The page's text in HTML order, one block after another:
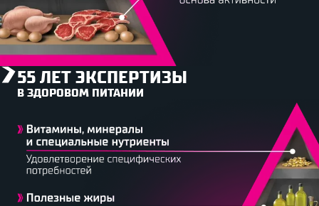
55 ЛЕТ ЭКСПЕРТИЗЫ
В ЗДОРОВОМ ПИТАНИИ